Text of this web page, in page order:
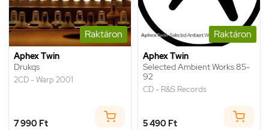
Raktáron
Aphex Twin
Drukqs
2CD - Warp 2001
7 990 Ft
Raktáron
Aphex Twin
Selected Ambient Works 85-
92
CD - R&S Records
5 490 Ft